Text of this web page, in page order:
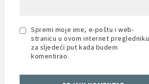
Spremi moje ime, e-poštu i web-
stranicu u ovom internet pregledniku
za sljedeći put kada budem
komentirao.